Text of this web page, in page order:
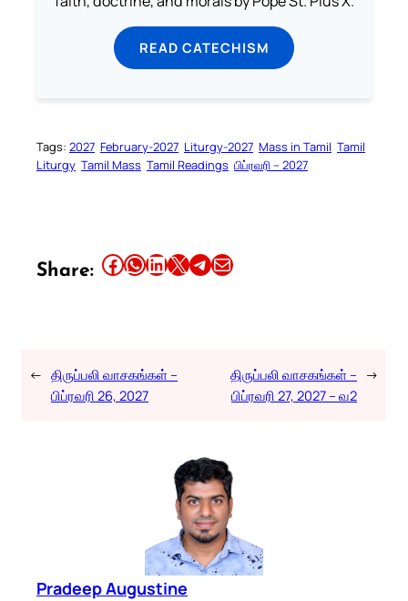
READ CATECHISM
Tags: 2027 February-2027 Liturgy-2027 Mass in Tamil Tamil
Liturgy Tamil Mass Tamil Readings பிப்ரவரி – 2027
Share: Share this article on Facebook Share this article on WhatsApp Share this article on LinkedIn Share this article on X Share this article on TelegramEmail this Article
← திருப்பலி வாசகங்கள் –
பிப்ரவரி 26, 2027
திருப்பலி வாசகங்கள் –
பிப்ரவரி 27, 2027 – வ2
→
Pradeep Augustine